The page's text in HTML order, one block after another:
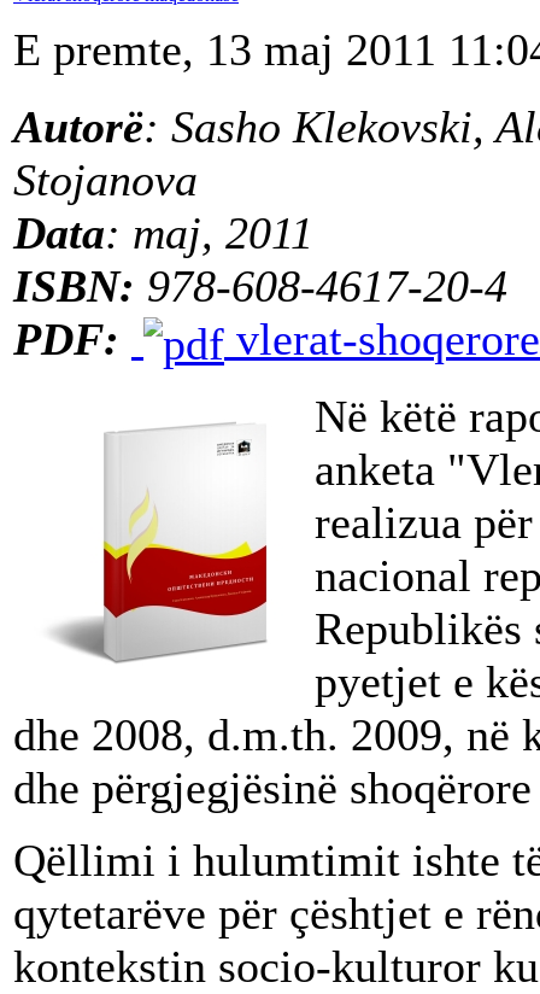
E premte, 13 maj 2011
Autorë: Sasho Klekovski,
Stojanova
Data: maj, 2011
ISBN: 978-608-4617-20-4
PDF:
vlerat-
Në këtë
anketa
realizua
nacional
Republikës
pyetjet e
dhe 2008, d.m.th. 2009, në
dhe përgjegjësinë
Qëllimi i hulumtimit ishte
qytetarëve për çështjet e
kontekstin socio-kulturor